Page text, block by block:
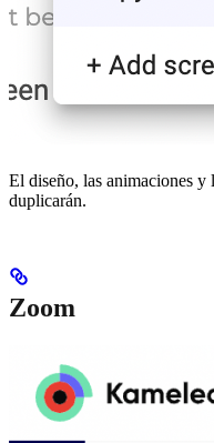
El diseño, las animaciones y
duplicarán.
Zoom